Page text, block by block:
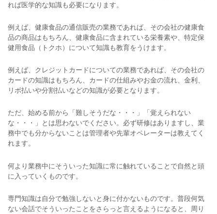
れば医学的な知識も必要になります。
例えば、健康食品の通信販売の業務であれば、その会社の健康食
品の商品はもちろん、健康食品に含まれている栄養素や、特定保
健用食品（トクホ）について知識も教育をうけます。
例えば、クレジットカードについての業務であれば、その会社の
カードの知識はもちろん、カードの仕組みやお金の流れ、金利、
リボ払いや分割払いなどの知識が必要となります。
ただ、始める前から「難しそうだな・・・」「覚えられない
な・・・」とは思わないでください。必ず研修はありますし、業
務中でも分からないことは管理者や先輩オペレーターは教えてく
れます。
何より業務中にそういった知識に常に触れていることで自然と頭
に入っていくものです。
専門知識は自分で勉強しないと身に付かないものです。普段何気
ない会話でそういったことをさらっと言えるようになると、周り